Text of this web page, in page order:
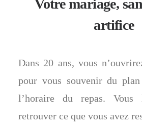
Votre mariage,
artifice
Dans 20 ans, vous
pour vous souvenir du
l’horaire du repas. Vous
retrouver ce que vous avez